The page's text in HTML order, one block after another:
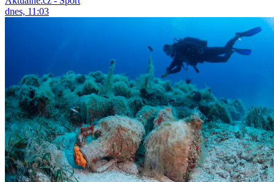
dnes, 11:03